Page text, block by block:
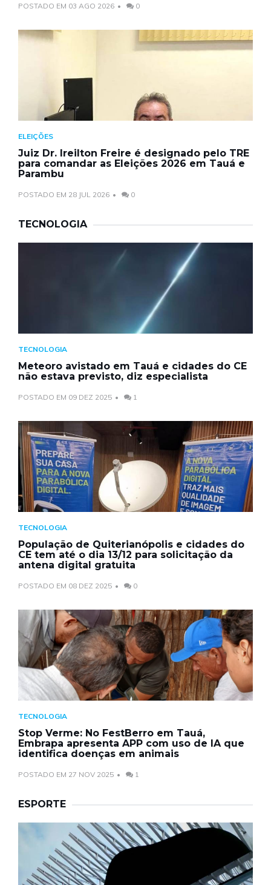
POSTADO EM 03 AGO 2026 0
ELEIÇÕES
Juiz Dr. Ireilton Freire é designado pelo TRE
para comandar as Eleições 2026 em Tauá e
Parambu
POSTADO EM 28 JUL 2026 0
TECNOLOGIA
TECNOLOGIA
Meteoro avistado em Tauá e cidades do CE
não estava previsto, diz especialista
POSTADO EM 09 DEZ 2025 1
TECNOLOGIA
População de Quiterianópolis e cidades do
CE tem até o dia 13/12 para solicitação da
antena digital gratuita
POSTADO EM 08 DEZ 2025 0
TECNOLOGIA
Stop Verme: No FestBerro em Tauá,
Embrapa apresenta APP com uso de IA que
identifica doenças em animais
POSTADO EM 27 NOV 2025 1
ESPORTE